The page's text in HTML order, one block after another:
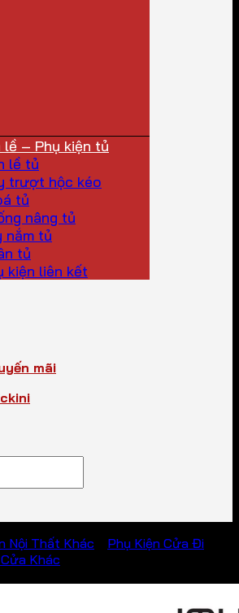
lề – Phụ kiện tủ
lề tủ
trượt hộc kéo
tủ
nâng tủ
nắm tủ
tủ
kiện liên kết
mãi
Nội Thất Khác
Phụ Kiện Cửa Đi
Khác